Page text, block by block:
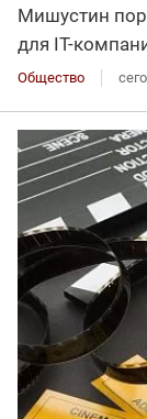
Мишустин
для IT-
Общество